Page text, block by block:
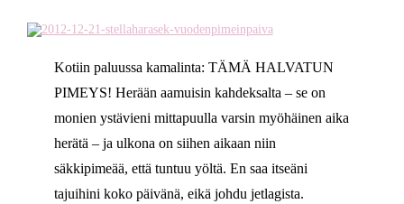
Kotiin paluussa kamalinta: TÄMÄ HALVATUN
PIMEYS! Herään aamuisin kahdeksalta – se on
monien ystävieni mittapuulla varsin myöhäinen aika
herätä – ja ulkona on siihen aikaan niin
säkkipimeää, että tuntuu yöltä. En saa itseäni
tajuihini koko päivänä, eikä johdu jetlagista.